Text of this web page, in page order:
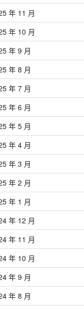
年 11 月
年 10 月
年 9 月
年 8 月
年 7 月
年 6 月
年 5 月
年 4 月
年 3 月
年 2 月
年 1 月
年 12 月
年 11 月
年 10 月
年 9 月
年 8 月